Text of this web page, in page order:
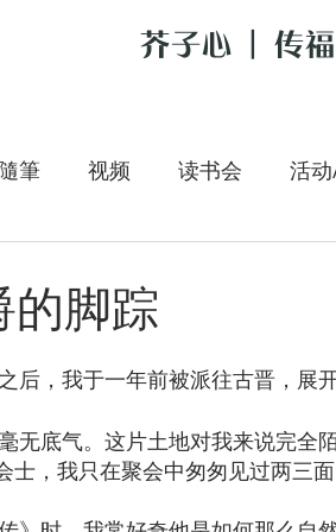
芥子心 | 传
筆 视频 读书会 活
的脚踪
后，我于一年前被派往古晋，展
士，我只在聚会中匆匆见过两三